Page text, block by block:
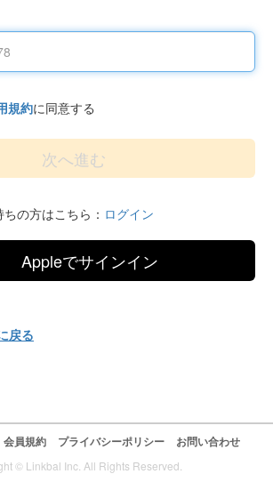
規約に同意する
の方はこちら： ログイン
Appleでサインイン
戻る
会員規約 プライバシーポリシー お問い合わせ
© Linkbal Inc. All Rights Reserved.